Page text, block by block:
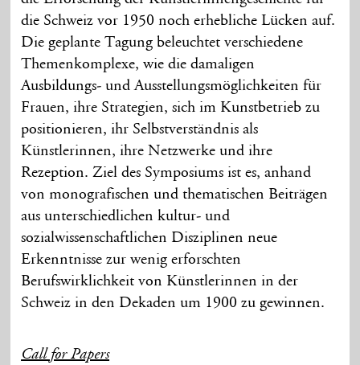
die Schweiz vor 1950 noch erhebliche Lücken auf.
Die geplante Tagung beleuchtet verschiedene
Themenkomplexe, wie die damaligen
Ausbildungs- und Ausstellungsmöglichkeiten für
Frauen, ihre Strategien, sich im Kunstbetrieb zu
positionieren, ihr Selbstverständnis als
Künstlerinnen, ihre Netzwerke und ihre
Rezeption. Ziel des Symposiums ist es, anhand
von monografischen und thematischen Beiträgen
aus unterschiedlichen kultur- und
sozialwissenschaftlichen Disziplinen neue
Erkenntnisse zur wenig erforschten
Berufswirklichkeit von Künstlerinnen in der
Schweiz in den Dekaden um 1900 zu gewinnen.
Call for Papers